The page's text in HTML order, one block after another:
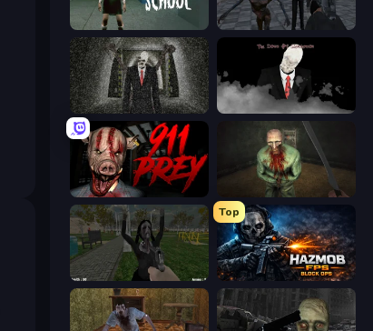
Haunted School Slendrina Must Die: The School
Slenderman Must Die: Underground Bunker The Dawn of Slenderman
911: Prey Shoot Your Nightmare: The Beginning
While We Sleep: Slendrina Is Here
Top
Hazmob FPS: Online Shooter